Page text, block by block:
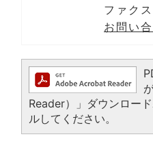
ファク
お問い
Reader）」ダウンロー
ルしてください。